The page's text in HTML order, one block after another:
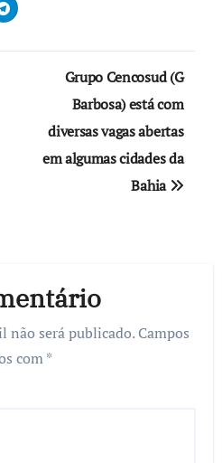
Grupo Cencosud (G
Barbosa) está com
diversas vagas abertas
em algumas cidades da
Bahia
não será publicado. Campos
com*